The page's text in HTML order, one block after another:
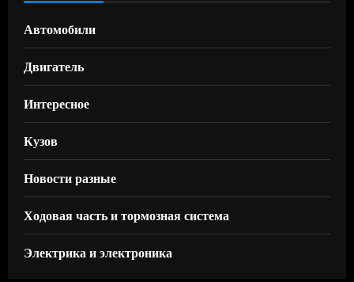
Автомобили
Двигатель
Интересное
Кузов
Новости разные
Ходовая часть и тормозная система
Электрика и электроника